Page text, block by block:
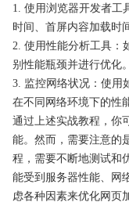
1. 使用浏览器开发者工
时间、首屏内容加载时
2. 使用性能分析工具：
别性能瓶颈并进行优化。
3. 监控网络状况：使用
在不同网络环境下的性
通过上述实战教程，你
能。然而，需要注意的
程，需要不断地测试和
能受到服务器性能、网
虑各种因素来优化网页